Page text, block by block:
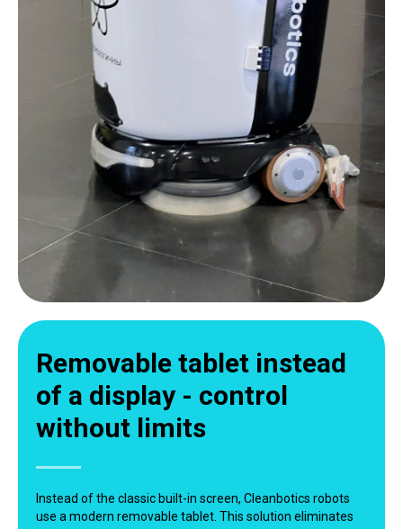
Removable tablet instead
of a display - control
without limits
Instead of the classic built-in screen, Cleanbotics robots
use a modern removable tablet. This solution eliminates